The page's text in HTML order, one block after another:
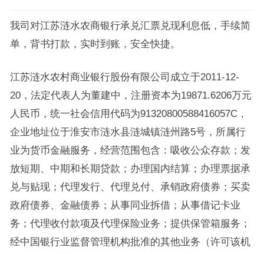
我司对江苏涟水农商银行承兑汇票兑现利息低，手续简
单，背书打款，实时到账，安全快捷。
江苏涟水农村商业银行股份有限公司成立于2011-12-
20，法定代表人为董建中，注册资本为19871.6206万元
人民币，统一社会信用代码为91320800588416057C，
企业地址位于淮安市涟水县涟城镇涟州路5号，所属行
业为货币金融服务，经营范围包含：吸收公众存款；发
放短期、中期和长期贷款；办理国内结算；办理票据承
兑与贴现；代理发行、代理兑付、承销政府债券；买卖
政府债券、金融债券；从事同业拆借；从事借记卡业
务；代理收付款项及代理保险业务；提供保管箱服务；
经中国银行业监督管理机构批准的其他业务（许可该机